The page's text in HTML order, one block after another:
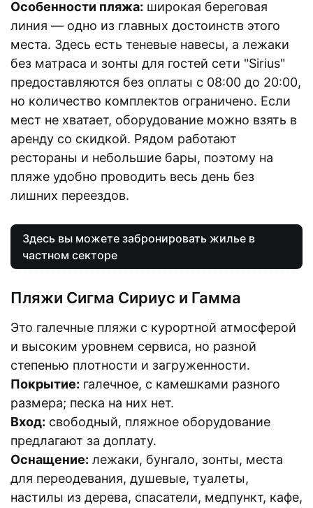
Особенности пляжа: широкая береговая
линия — одно из главных достоинств этого
места. Здесь есть теневые навесы, а лежаки
без матраса и зонты для гостей сети "Sirius"
предоставляются без оплаты с 08:00 до 20:00,
но количество комплектов ограничено. Если
мест не хватает, оборудование можно взять в
аренду со скидкой. Рядом работают
рестораны и небольшие бары, поэтому на
пляже удобно проводить весь день без
лишних переездов.
Здесь вы можете забронировать жилье в
частном секторе
Пляжи Сигма Сириус и Гамма
Это галечные пляжи с курортной атмосферой
и высоким уровнем сервиса, но разной
степенью плотности и загруженности.
Покрытие: галечное, с камешками разного
размера; песка на них нет.
Вход: свободный, пляжное оборудование
предлагают за доплату.
Оснащение: лежаки, бунгало, зонты, места
для переодевания, душевые, туалеты,
настилы из дерева, спасатели, медпункт, кафе,